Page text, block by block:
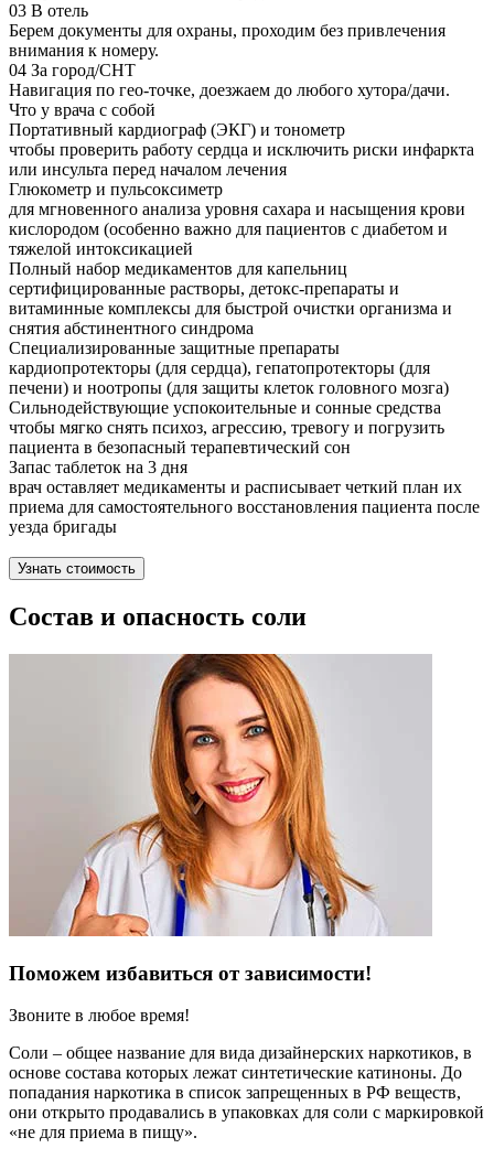
03 В отель
Берем документы для охраны, проходим без привлечения
внимания к номеру.
04 За город/СНТ
Навигация по гео-точке, доезжаем до любого хутора/дачи.
Что у врача с собой
Портативный кардиограф (ЭКГ) и тонометр
чтобы проверить работу сердца и исключить риски инфаркта
или инсульта перед началом лечения
Глюкометр и пульсоксиметр
для мгновенного анализа уровня сахара и насыщения крови
кислородом (особенно важно для пациентов с диабетом и
тяжелой интоксикацией
Полный набор медикаментов для капельниц
сертифицированные растворы, детокс-препараты и
витаминные комплексы для быстрой очистки организма и
снятия абстинентного синдрома
Специализированные защитные препараты
кардиопротекторы (для сердца), гепатопротекторы (для
печени) и ноотропы (для защиты клеток головного мозга)
Сильнодействующие успокоительные и сонные средства
чтобы мягко снять психоз, агрессию, тревогу и погрузить
пациента в безопасный терапевтический сон
Запас таблеток на 3 дня
врач оставляет медикаменты и расписывает четкий план их
приема для самостоятельного восстановления пациента после
уезда бригады
Узнать стоимость
Состав и опасность соли
Поможем избавиться от зависимости!
Звоните в любое время!
Соли – общее название для вида дизайнерских наркотиков, в
основе состава которых лежат синтетические катиноны. До
попадания наркотика в список запрещенных в РФ веществ,
они открыто продавались в упаковках для соли с маркировкой
«не для приема в пищу».